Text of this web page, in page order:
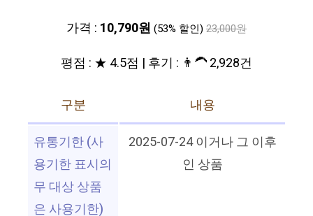
가격 : 10,790원 (53% 할인) 23,000원
평점 : ★ 4.5점 | 후기 : 👨‍🦱 2,928건
구분
내용
유통기한 (사
용기한 표시의
무 대상 상품
은 사용기한)
2025-07-24 이거나 그 이후
인 상품